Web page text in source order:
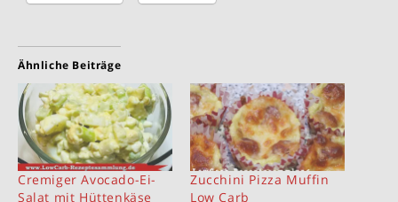
Ähnliche Beiträge
Cremiger Avocado-Ei-
Salat mit Hüttenkäse
Zucchini Pizza Muffin
Low Carb